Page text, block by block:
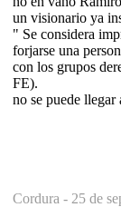
un visionario ya
" Se considera
forjarse una
con los grupos
FE).
no se puede llegar
Cordura - 25 de